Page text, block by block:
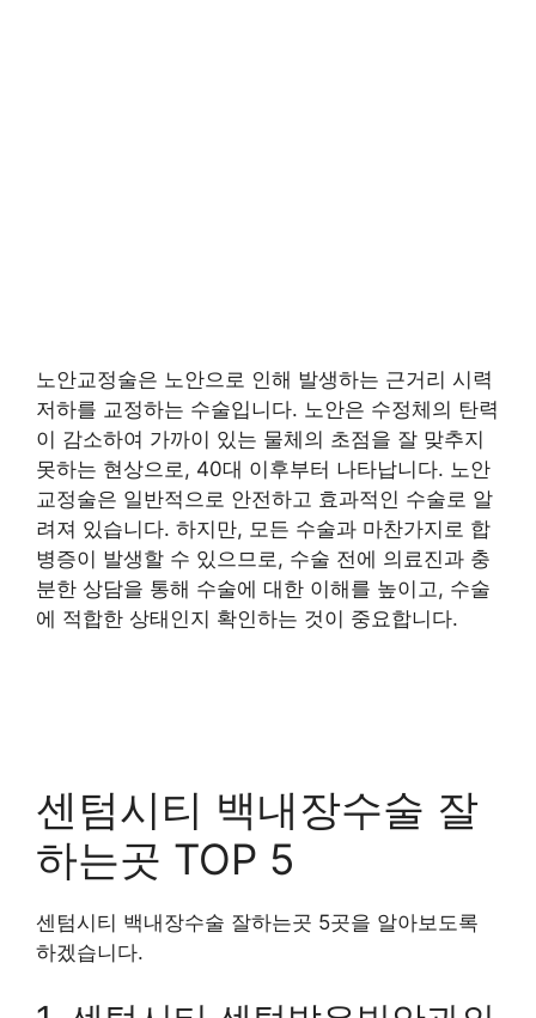
노안교정술은 노안으로 인해 발생하는 근거리 시력
저하를 교정하는 수술입니다. 노안은 수정체의 탄력
이 감소하여 가까이 있는 물체의 초점을 잘 맞추지
못하는 현상으로, 40대 이후부터 나타납니다. 노안
교정술은 일반적으로 안전하고 효과적인 수술로 알
려져 있습니다. 하지만, 모든 수술과 마찬가지로 합
병증이 발생할 수 있으므로, 수술 전에 의료진과 충
분한 상담을 통해 수술에 대한 이해를 높이고, 수술
에 적합한 상태인지 확인하는 것이 중요합니다.
센텀시티 백내장수술 잘
하는곳 TOP 5
센텀시티 백내장수술 잘하는곳 5곳을 알아보도록
하겠습니다.